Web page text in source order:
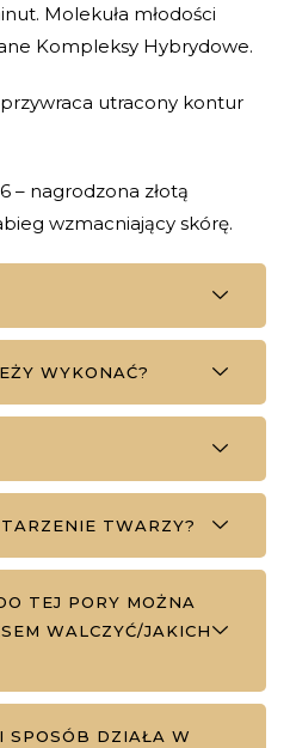
Molekuła młodości
Kompleksy Hybrydowe.
utracony kontur
– nagrodzona złotą
wzmacniający skórę.
WYKONAĆ?
TWARZY?
TEJ PORY MOŻNA
WALCZYĆ/JAKICH
SPOSÓB DZIAŁA W